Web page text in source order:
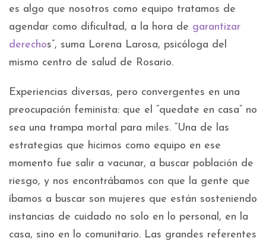
es algo que nosotros como equipo tratamos de
agendar como dificultad, a la hora de garantizar
derechos”, suma Lorena Larosa, psicóloga del
mismo centro de salud de Rosario.
Experiencias diversas, pero convergentes en una
preocupación feminista: que el “quedate en casa” no
sea una trampa mortal para miles. “Una de las
estrategias que hicimos como equipo en ese
momento fue salir a vacunar, a buscar población de
riesgo, y nos encontrábamos con que la gente que
íbamos a buscar son mujeres que están sosteniendo
instancias de cuidado no solo en lo personal, en la
casa, sino en lo comunitario. Las grandes referentes